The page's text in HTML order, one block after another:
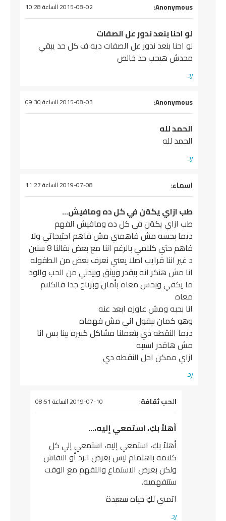
يقول
Anonymous
: 2015-08-02 الساعة 10:28
لو احنا بنعد ندور عل الصفات
لو احنا بنعد ندور عل الصفات ديه ف كل حد يبقي
محدش هيحب حد خالص
رد
يقول
Anonymous
: 2015-08-03 الساعة 09:30
الحمد لله
الحمد لله
رد
يقول
اسماء: 2019-07-08 الساعة 11:27
طب ازاي يكةن في كل ده ومافيش…
طب ازاي يكةن في كل ده ومافيش الفهم
ديما بحسه مش فاهمني مش فاهم احتيجاتي ولا
فاهم حتي كلامي بالرغم اننا مع بعض بقالنا 8 سنين
د غير اننا قرايب اصلا يعني نعرف بعض من الطفوله
انا مش هنكر انه بيقدر وبيثق وبيدني من الحب والود
ما يكفي وبحس معاه بأمان وبرتاح جدا فالكلام
معاه
انا بحبه ومش عاوزه ابعد عنه
وهو كمان بيقول اني مش فهماه
ديما النقطه دي بتعملنا مشاكل كبيره بينا بس انا
مش هاقدر اسيبه
ازاي ممكن احل النقطه دي
رد
يقول
الحب ثقافة: 2019-07-10 الساعة 08:51
أهلاً بكِ، استمعي إليه،…
أهلاً بكِ، استمعي إليه، استمعي إلي كل
كلامه باهتمام ليس بغرض الرد أو النقاش
ولكن بغرض الاستماع والتفهم مع الوقت
ستتفهميه.
اتمني لكِ حياه سعيدة
رد